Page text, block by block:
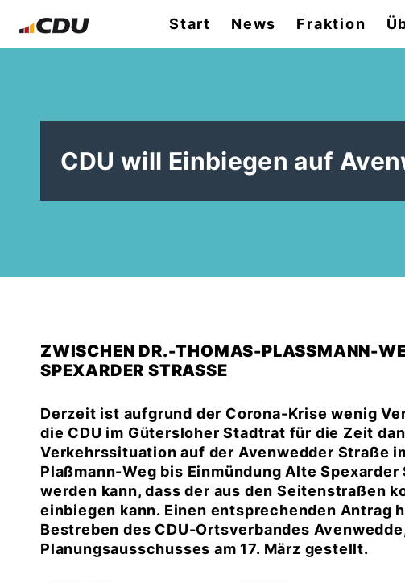
Start News Fraktion
CDU will Einbiegen auf
ZWISCHEN DR.-THOMAS-PLASSMANN-
PEXARDER STRASSE
Derzeit ist aufgrund der Corona-Krise wenig
die CDU im Gütersloher Stadtrat für die Zeit
Verkehrssituation auf der Avenwedder Straße
Plaßmann-Weg bis Einmündung Alte
werden kann, dass der aus den Seitenstraßen
einbiegen kann. Einen entsprechenden Antrag
Bestreben des CDU-Ortsverbandes
Planungsausschusses am 17. März gestellt.